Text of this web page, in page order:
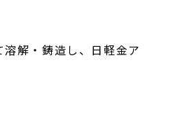
解・鋳造し、日軽金ア